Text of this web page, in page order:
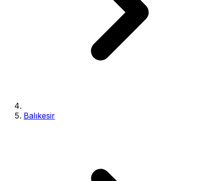
Balıkesir